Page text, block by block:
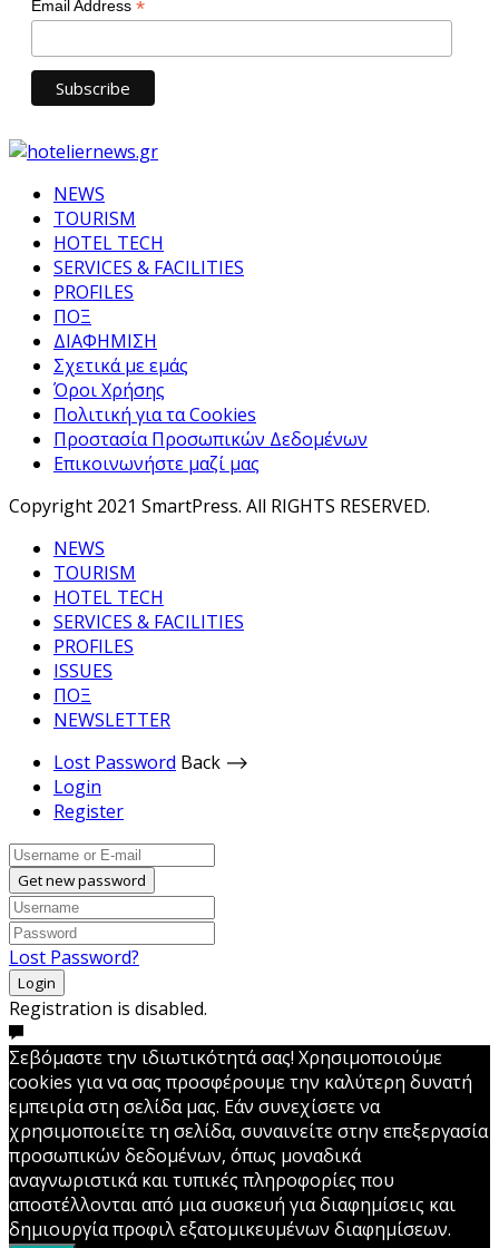
Email Address *
NEWS
TOURISM
HOTEL TECH
SERVICES & FACILITIES
PROFILES
ΠΟΞ
ΔΙΑΦΗΜΙΣΗ
Σχετικά με εμάς
Όροι Χρήσης
Πολιτική για τα Cookies
Προστασία Προσωπικών Δεδομένων
Επικοινωνήστε μαζί μας
Copyright 2021 SmartPress. All RIGHTS RESERVED.
NEWS
TOURISM
HOTEL TECH
SERVICES & FACILITIES
PROFILES
ISSUES
ΠΟΞ
NEWSLETTER
Lost Password Back ⟶
Login
Register
Get new password
Lost Password?
Login
Registration is disabled.
Σεβόμαστε την ιδιωτικότητά σας! Χρησιμοποιούμε
cookies για να σας προσφέρουμε την καλύτερη δυνατή
εμπειρία στη σελίδα μας. Εάν συνεχίσετε να
χρησιμοποιείτε τη σελίδα, συναινείτε στην επεξεργασία
προσωπικών δεδομένων, όπως μοναδικά
αναγνωριστικά και τυπικές πληροφορίες που
αποστέλλονται από μια συσκευή για διαφημίσεις και
δημιουργία προφιλ εξατομικευμένων διαφημίσεων.